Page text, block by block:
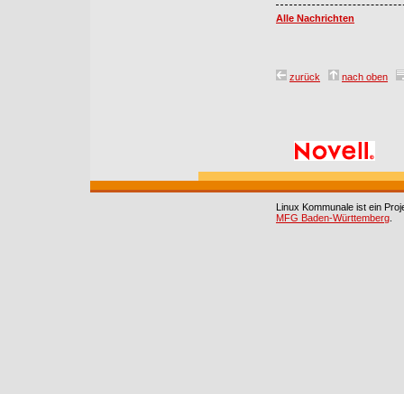
Alle Nachrichten
zurück nach oben
Linux Kommunale ist ein
MFG Baden-Württemberg